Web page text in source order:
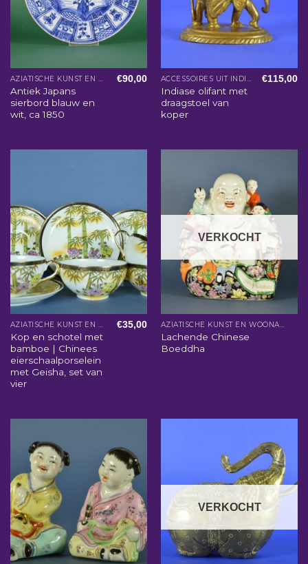
AZIATISCHE KUNST EN WOONACCESSOIRES
Antiek Japans
sierbord blauw en
wit, ca 1850
€90,00 ACCESSOIRES UIT INDIA
Indiase olifant met
draagstoel van
koper
€115,00
AZIATISCHE KUNST EN WOONACCESSOIRES
Kop en schotel met
bamboe | Chinees
eierschaalporselein
met Geisha, set van
vier
€35,00
VERKOCHT
AZIATISCHE KUNST EN WOONACCESSOIRES
Lachende Chinese
Boeddha
VERKOCHT